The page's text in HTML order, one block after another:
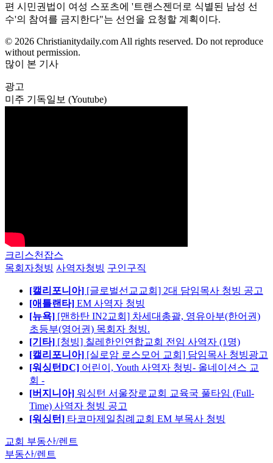
편 시민권법이 여성 스포츠에 '트랜스젠더로 식별된 남성 선
수'의 참여를 금지한다"는 선언을 요청할 계획이다.
© 2026 Christianitydaily.com All rights reserved. Do not reproduce
without permission.
많이 본 기사
광고
미주 기독일보 (Youtube)
크리스천잡스
목회자청빙 사역자청빙 구인구직
[캘리포니아] [글로벌선교교회] 2대 담임목사 청빙 공고
[애틀랜타] EM 사역자 청빙
[뉴욕] [맨하탄 IN2교회] 차세대총괄, 영유아부(한어권)
초등부(영어권) 목회자 청빙.
[기타] [청빙] 칠레한인연합교회 전임 사역자 (1명)
[캘리포니아] [실로암 로스모어 교회] 담임목사 청빙광고
[워싱턴DC] 어린이, Youth 사역자 청빙- 올네이션스 교
회 -
[버지니아] 워싱턴 서울장로교회 교육국 풀타임 (Full-
Time) 사역자 청빙 공고
[워싱턴] 타코마제일침례교회 EM 부목사 청빙
교회 부동산/렌트
부동산/렌트